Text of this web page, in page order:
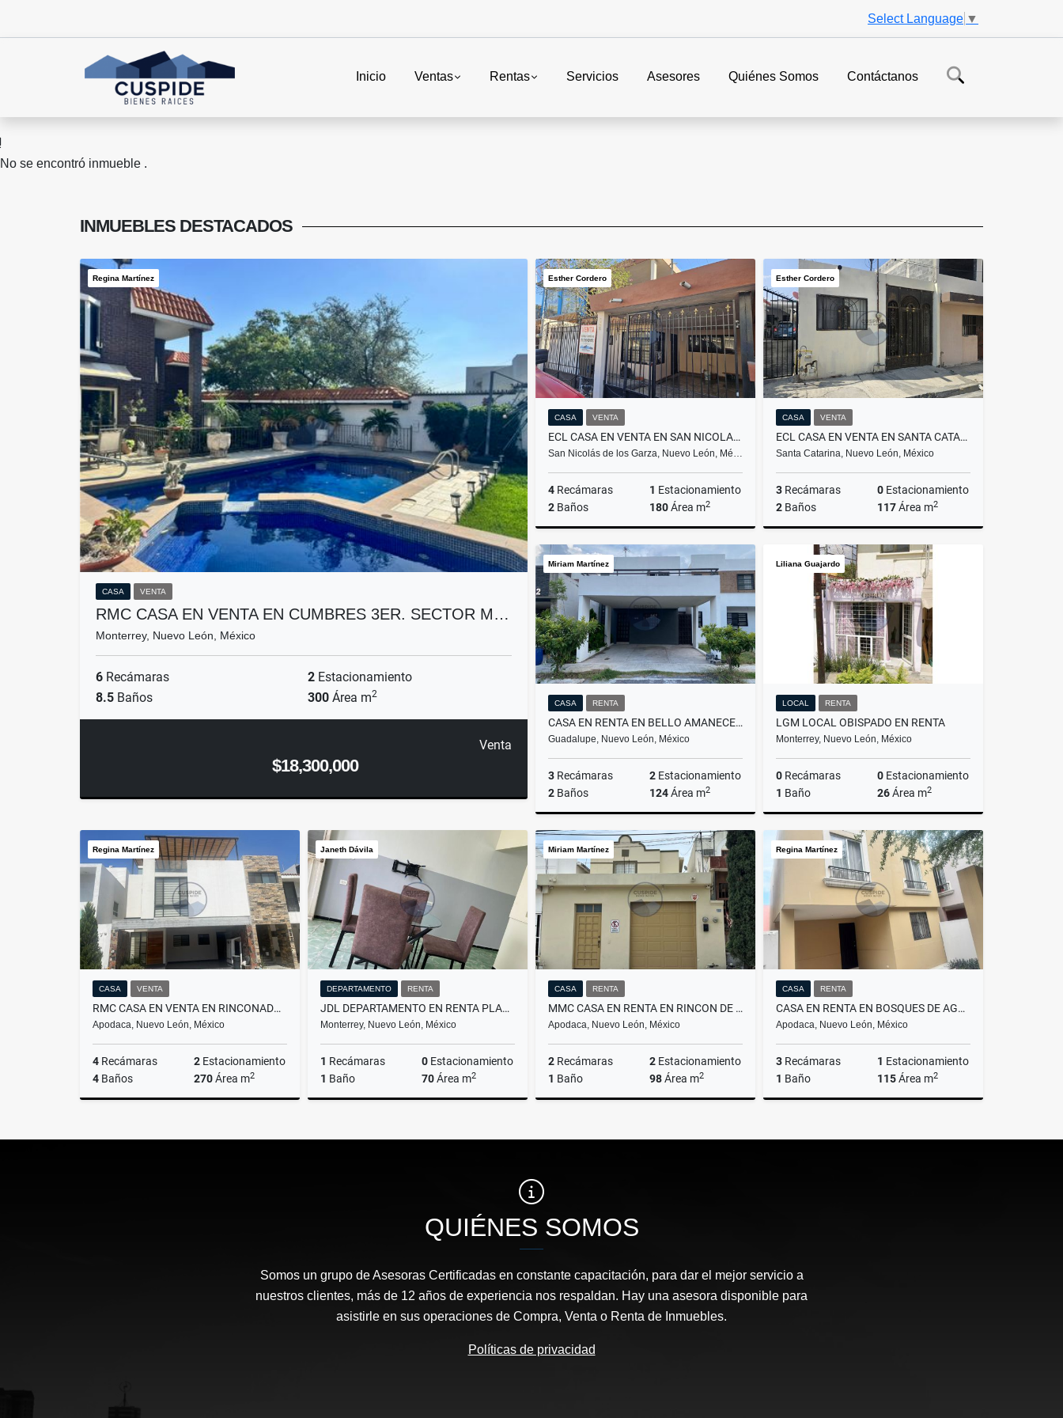
Select Language ▼
Inicio Ventas Rentas Servicios Asesores Quiénes Somos Contáctanos
No se encontró inmueble .
INMUEBLES DESTACADOS
Regina Martínez
CASA VENTA
RMC CASA EN VENTA EN CUMBRES 3ER. SECTOR M…
Monterrey, Nuevo León, México
6 Recámaras 2 Estacionamiento
8.5 Baños 300 Área m2
Venta
$18,300,000
Esther Cordero
CASA VENTA
ECL CASA EN VENTA EN SAN NICOLAS CENTRO MATAMOROS Y GONZALITOS
San Nicolás de los Garza, Nuevo León, Mé…
4 Recámaras 1 Estacionamiento
2 Baños 180Área m2
$3,600,000
Esther Cordero
CASA VENTA
ECL CASA EN VENTA EN SANTA CATARINA CENTRO CALLE COLEGIO DE NIÑAS
Santa Catarina, Nuevo León, México
3 Recámaras 0 Estacionamiento
2 Baños 117Área m2
$2,400,000
Miriam Martínez
CASA RENTA
CASA EN RENTA EN BELLO AMANECER RESIDENCIAL EN GUADALUPE EN NUEVO LEON
Guadalupe, Nuevo León, México
3 Recámaras 2 Estacionamiento
2 Baños 124Área m2
Renta
$14,000
Liliana Guajardo
LOCAL RENTA
LGM LOCAL OBISPADO EN RENTA
Monterrey, Nuevo León, México
0 Recámaras 0 Estacionamiento
1 Baño 26Área m2
Renta
$10,500
Regina Martínez
CASA VENTA
RMC CASA EN VENTA EN RINCONADA COLONIAL EN APODACA N L
Apodaca, Nuevo León, México
4 Recámaras 2 Estacionamiento
4 Baños 270Área m2
$6,200,000
Janeth Dávila
DEPARTAMENTO RENTA
JDL DEPARTAMENTO EN RENTA PLANTA ALTA BENITO JUAREZ MONTERREY NL
Monterrey, Nuevo León, México
1 Recámaras 0 Estacionamiento
1 Baño 70Área m2
$11,700
Miriam Martínez
CASA RENTA
MMC CASA EN RENTA EN RINCON DE SAN MIGUEL EN APODACA EN NUEVO LEON
Apodaca, Nuevo León, México
2 Recámaras 2 Estacionamiento
1 Baño 98Área m2
$15,000
Regina Martínez
CASA RENTA
CASA EN RENTA EN BOSQUES DE AGUA EN APODACA EN NUEVO LEÓN
Apodaca, Nuevo León, México
3 Recámaras 1 Estacionamiento
1 Baño 115Área m2
$16,000
QUIÉNES SOMOS
Somos un grupo de Asesoras Certificadas en constante capacitación, para dar el mejor servicio a
nuestros clientes, más de 12 años de experiencia nos respaldan. Hay una asesora disponible para
asistirle en sus operaciones de Compra, Venta o Renta de Inmuebles.
Políticas de privacidad